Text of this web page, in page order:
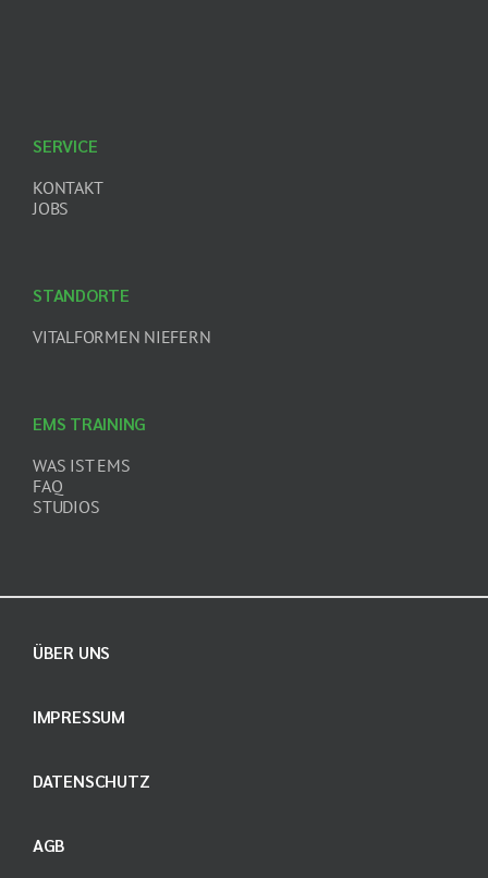
EMS TRAINING
WAS IST EMS
FAQ
STUDIOS
SERVICE
KONTAKT
JOBS
STANDORTE
VITALFORMEN NIEFERN
ÜBER UNS
IMPRESSUM
DATENSCHUTZ
AGB